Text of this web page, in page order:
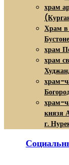
храм
Храм в
храм
храм
храм-
храм-
князя
г.